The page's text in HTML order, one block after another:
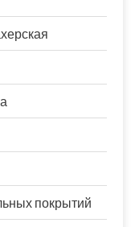
покрытий